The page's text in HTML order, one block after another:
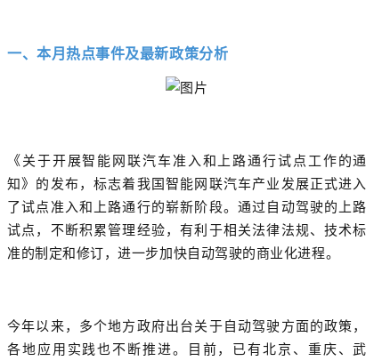
一、本月热点事件及最新政策分析
《关于开展智能网联汽车准入和上路通行试点工作的通
知》的发布，标志着我国智能网联汽车产业发展正式进入
了试点准入和上路通行的崭新阶段。通过自动驾驶的上路
试点，不断积累管理经验，有利于相关法律法规、技术标
准的制定和修订，进一步加快自动驾驶的商业化进程。
今年以来，多个地方政府出台关于自动驾驶方面的政策，
各地应用实践也不断推进。目前，已有北京、重庆、武